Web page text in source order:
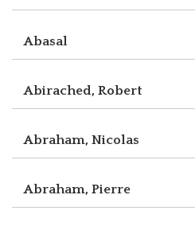
Abasal
Abirached, Robert
Abraham, Nicolas
Abraham, Pierre